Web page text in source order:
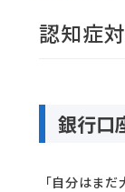
認知症
銀行口
「自分はま